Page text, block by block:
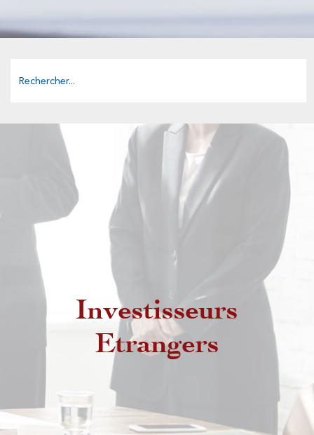
Investisseurs
Etrangers
Etrangers non résidents
Etrangers résidents au Maroc
MRE